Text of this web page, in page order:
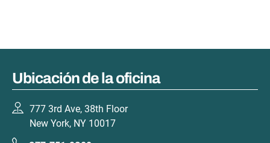
Ubicación de la oficina
777 3rd Ave, 38th Floor
New York, NY 10017